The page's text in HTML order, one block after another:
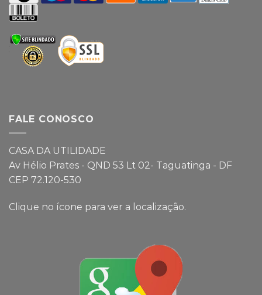
FALE CONOSCO
CASA DA UTILIDADE
Av Hélio Prates - QND 53 Lt 02- Taguatinga - DF
CEP 72.120-530
Clique no ícone para ver a localização.